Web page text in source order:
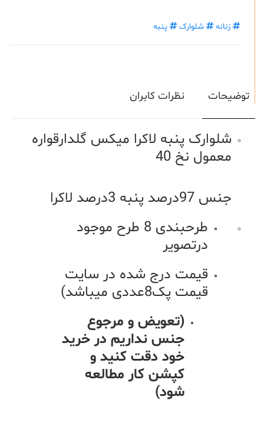
زنانه شلوارک پنبه
توضیحات نظرات کابران
شلوارک پنبه لاکرا میکس گلدارقواره
معمول نخ 40
جنس 97درصد پنبه 3درصد لاکرا
طرحبندی 8 طرح موجود
درتصویر
قیمت درج شده در سایت
قیمت پک8عددی میباشد)
(تعویض و مرجوع
جنس نداریم در خرید
خود دقت کنید و
کپشن کار مطالعه
شود)